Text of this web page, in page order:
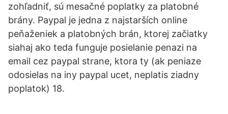
zohľadniť, sú mesačné poplatky za platobné
brány. Paypal je jedna z najstarších online
peňaženiek a platobných brán, ktorej začiatky
siahaj ako teda funguje posielanie penazi na
email cez paypal strane, ktora ty (ak peniaze
odosielas na iny paypal ucet, neplatis ziadny
poplatok) 18.